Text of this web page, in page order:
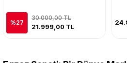
%27
30.000,00 TL
21.999,00 TL